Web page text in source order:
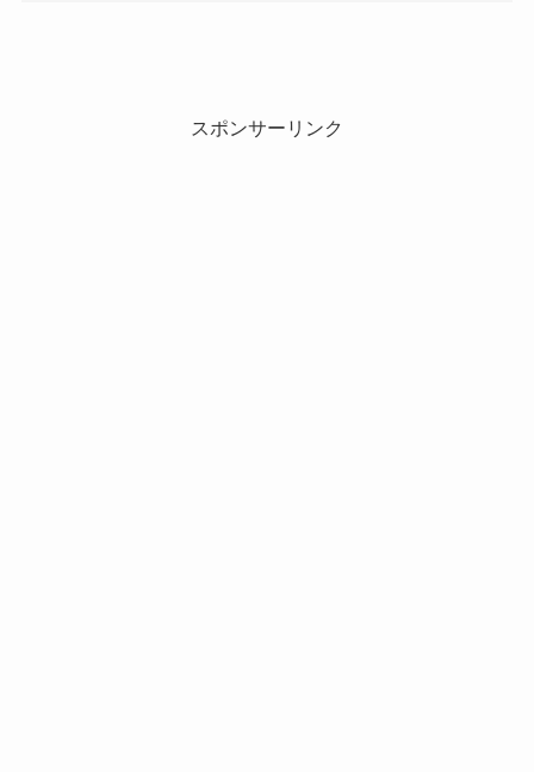
スポンサーリンク